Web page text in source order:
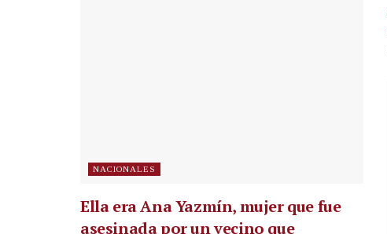
NACIONALES
Ella era Ana Yazmín, mujer que fue
asesinada por un vecino que